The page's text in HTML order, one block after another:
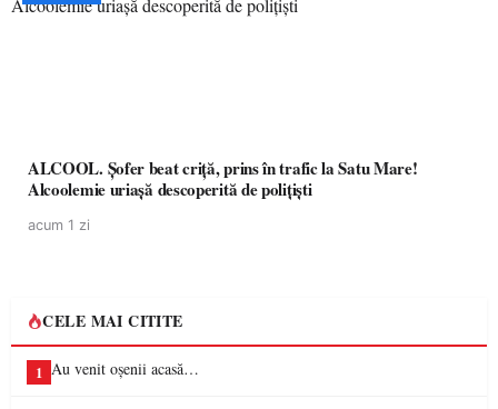
ALCOOL. Șofer beat criță, prins în trafic la Satu Mare!
Alcoolemie uriașă descoperită de polițiști
acum 1 zi
CELE MAI CITITE
1 Au venit oșenii acasă…